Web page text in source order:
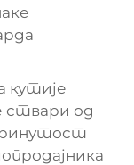
кутије
од